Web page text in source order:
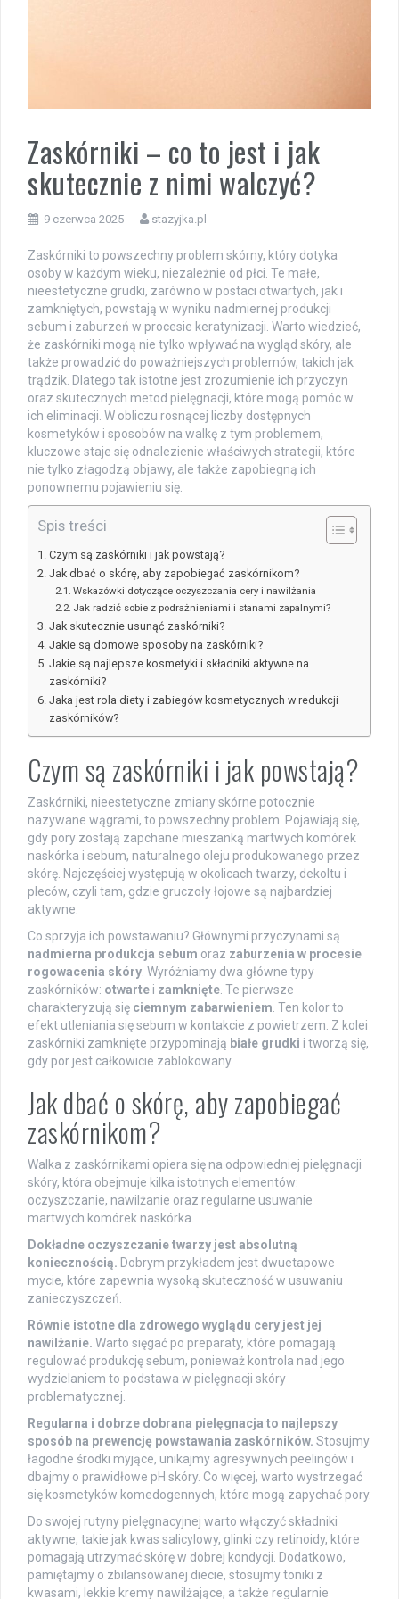
Zaskórniki – co to jest i jak
skutecznie z nimi walczyć?
9 czerwca 2025 stazyjka.pl
Zaskórniki to powszechny problem skórny, który dotyka
osoby w każdym wieku, niezależnie od płci. Te małe,
nieestetyczne grudki, zarówno w postaci otwartych, jak i
zamkniętych, powstają w wyniku nadmiernej produkcji
sebum i zaburzeń w procesie keratynizacji. Warto wiedzieć,
że zaskórniki mogą nie tylko wpływać na wygląd skóry, ale
także prowadzić do poważniejszych problemów, takich jak
trądzik. Dlatego tak istotne jest zrozumienie ich przyczyn
oraz skutecznych metod pielęgnacji, które mogą pomóc w
ich eliminacji. W obliczu rosnącej liczby dostępnych
kosmetyków i sposobów na walkę z tym problemem,
kluczowe staje się odnalezienie właściwych strategii, które
nie tylko złagodzą objawy, ale także zapobiegną ich
ponownemu pojawieniu się.
Spis treści
Czym są zaskórniki i jak powstają?
Jak dbać o skórę, aby zapobiegać zaskórnikom?
Wskazówki dotyczące oczyszczania cery i nawilżania
Jak radzić sobie z podrażnieniami i stanami zapalnymi?
Jak skutecznie usunąć zaskórniki?
Jakie są domowe sposoby na zaskórniki?
Jakie są najlepsze kosmetyki i składniki aktywne na
zaskórniki?
Jaka jest rola diety i zabiegów kosmetycznych w redukcji
zaskórników?
Czym są zaskórniki i jak powstają?
Zaskórniki, nieestetyczne zmiany skórne potocznie
nazywane wągrami, to powszechny problem. Pojawiają się,
gdy pory zostają zapchane mieszanką martwych komórek
naskórka i sebum, naturalnego oleju produkowanego przez
skórę. Najczęściej występują w okolicach twarzy, dekoltu i
pleców, czyli tam, gdzie gruczoły łojowe są najbardziej
aktywne.
Co sprzyja ich powstawaniu? Głównymi przyczynami są
nadmierna produkcja sebum oraz zaburzenia w procesie
rogowacenia skóry. Wyróżniamy dwa główne typy
zaskórników: otwarte i zamknięte. Te pierwsze
charakteryzują się ciemnym zabarwieniem. Ten kolor to
efekt utleniania się sebum w kontakcie z powietrzem. Z kolei
zaskórniki zamknięte przypominają białe grudki i tworzą się,
gdy por jest całkowicie zablokowany.
Jak dbać o skórę, aby zapobiegać
zaskórnikom?
Walka z zaskórnikami opiera się na odpowiedniej pielęgnacji
skóry, która obejmuje kilka istotnych elementów:
oczyszczanie, nawilżanie oraz regularne usuwanie
martwych komórek naskórka.
Dokładne oczyszczanie twarzy jest absolutną
koniecznością. Dobrym przykładem jest dwuetapowe
mycie, które zapewnia wysoką skuteczność w usuwaniu
zanieczyszczeń.
Równie istotne dla zdrowego wyglądu cery jest jej
nawilżanie. Warto sięgać po preparaty, które pomagają
regulować produkcję sebum, ponieważ kontrola nad jego
wydzielaniem to podstawa w pielęgnacji skóry
problematycznej.
Regularna i dobrze dobrana pielęgnacja to najlepszy
sposób na prewencję powstawania zaskórników. Stosujmy
łagodne środki myjące, unikajmy agresywnych peelingów i
dbajmy o prawidłowe pH skóry. Co więcej, warto wystrzegać
się kosmetyków komedogennych, które mogą zapychać pory.
Do swojej rutyny pielęgnacyjnej warto włączyć składniki
aktywne, takie jak kwas salicylowy, glinki czy retinoidy, które
pomagają utrzymać skórę w dobrej kondycji. Dodatkowo,
pamiętajmy o zbilansowanej diecie, stosujmy toniki z
kwasami, lekkie kremy nawilżające, a także regularnie